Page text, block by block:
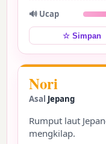
🔊 Ucap
☆ Simpan
Nori
Asal Jepang
Rumput laut
mengkilap.